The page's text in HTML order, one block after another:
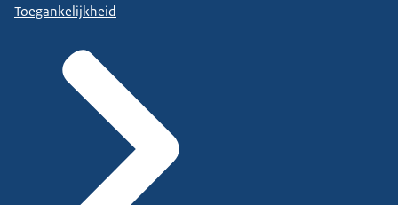
Toegankelijkheid